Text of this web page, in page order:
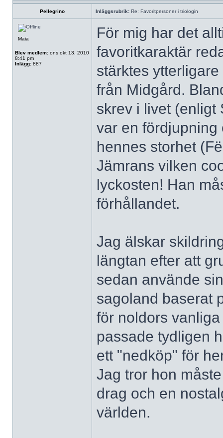
Pellegrino Inläggsrubrik: Re: Favoritpersoner i triologin
Maia
Blev medlem: ons okt 13, 2010
8:41 pm
Inlägg: 887
För mig har det
favoritkaraktär
stärktes
från Midgård.
skrev i livet (enligt
var en fördjupning
hennes storhet
Jämrans vilken
lyckosten! Han
förhållandet.
Jag älskar
längtan efter att
sedan använde
sagoland baserat
för noldors
passade tydligen
ett "nedköp" för
Jag tror hon
drag och en
världen.